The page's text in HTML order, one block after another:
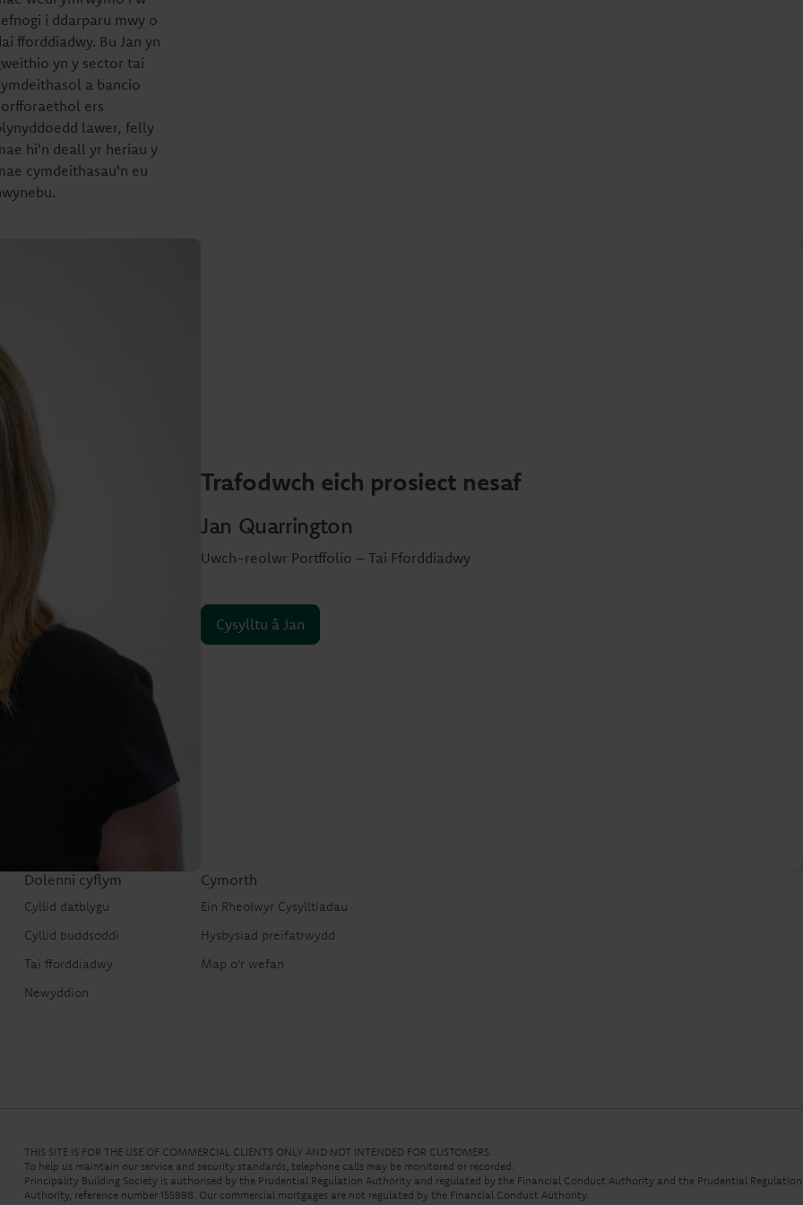
i ddarparu mwy o
fforddiadwy. Bu Jan yn
yn y sector tai
a bancio
ers
lawer, felly
hi'n deall yr heriau y
cymdeithasau'n eu
Trafodwch eich prosiect nesaf
Jan Quarrington
Uwch-reolwr Portffolio – Tai Fforddiadwy
Cysylltu â Jan
Dolenni cyflym
Cyllid datblygu
Cyllid buddsoddi
Tai fforddiadwy
Newyddion
Cymorth
Ein Rheolwyr Cysylltiadau
Hysbysiad preifatrwydd
Map o'r wefan
THIS SITE IS FOR THE USE OF COMMERCIAL CLIENTS ONLY AND NOT INTENDED FOR CUSTOMERS.
To help us maintain our service and security standards, telephone calls may be monitored or recorded.
Principality Building Society is authorised by the Prudential Regulation Authority and regulated by the Financial Conduct Authority and the Prudential Regulation
Authority, reference number 155998. Our commercial mortgages are not regulated by the Financial Conduct Authority.